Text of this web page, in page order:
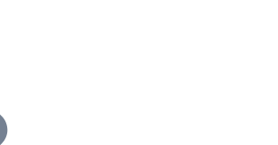
réseau de distributeurs et
de votre projet à notre service